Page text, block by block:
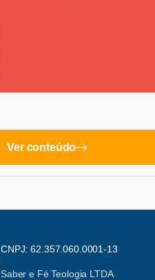
Ver conteúdo
CNPJ: 62.357.060.0001-13
Saber e Fé Teologia LTDA